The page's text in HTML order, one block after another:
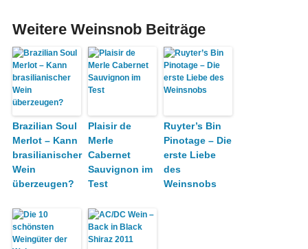
Weitere Weinsnob Beiträge
Brazilian Soul
Merlot – Kann
brasilianischer
Wein
überzeugen?
Plaisir de
Merle
Cabernet
Sauvignon im
Test
Ruyter’s Bin
Pinotage – Die
erste Liebe
des
Weinsnobs